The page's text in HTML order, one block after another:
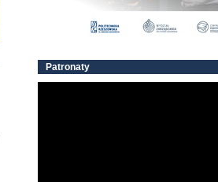
Patronaty